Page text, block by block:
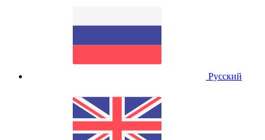
Русский